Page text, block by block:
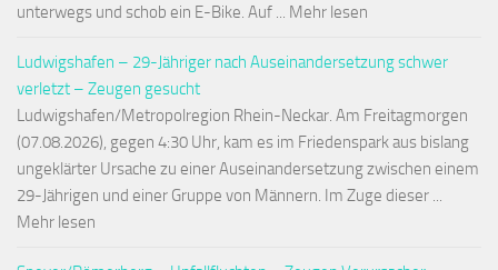
unterwegs und schob ein E-Bike. Auf ... Mehr lesen
Ludwigshafen – 29-Jähriger nach Auseinandersetzung schwer
verletzt – Zeugen gesucht
Ludwigshafen/Metropolregion Rhein-Neckar. Am Freitagmorgen
(07.08.2026), gegen 4:30 Uhr, kam es im Friedenspark aus bislang
ungeklärter Ursache zu einer Auseinandersetzung zwischen einem
29-Jährigen und einer Gruppe von Männern. Im Zuge dieser ...
Mehr lesen